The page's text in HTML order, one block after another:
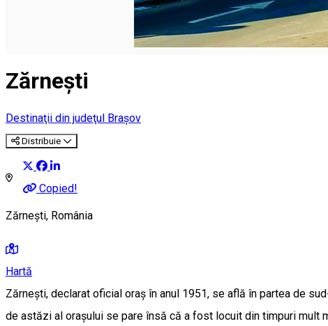
Zărneşti
Destinaţii din judeţul Braşov
Distribuie
Copied!
Zărnești, România
Hartă
Zărnești, declarat oficial oraș în anul 1951, se află în partea de
de astăzi al orașului se pare însă că a fost locuit din timpuri mult